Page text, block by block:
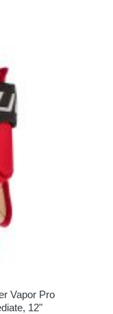
Vapor Pro
12"